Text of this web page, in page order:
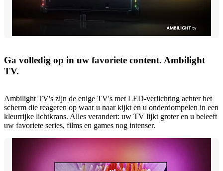
Ga volledig op in uw favoriete content. Ambilight
TV.
Ambilight TV's zijn de enige TV's met LED-verlichting achter het
scherm die reageren op waar u naar kijkt en u onderdompelen in een
kleurrijke lichtkrans. Alles verandert: uw TV lijkt groter en u beleeft
uw favoriete series, films en games nog intenser.